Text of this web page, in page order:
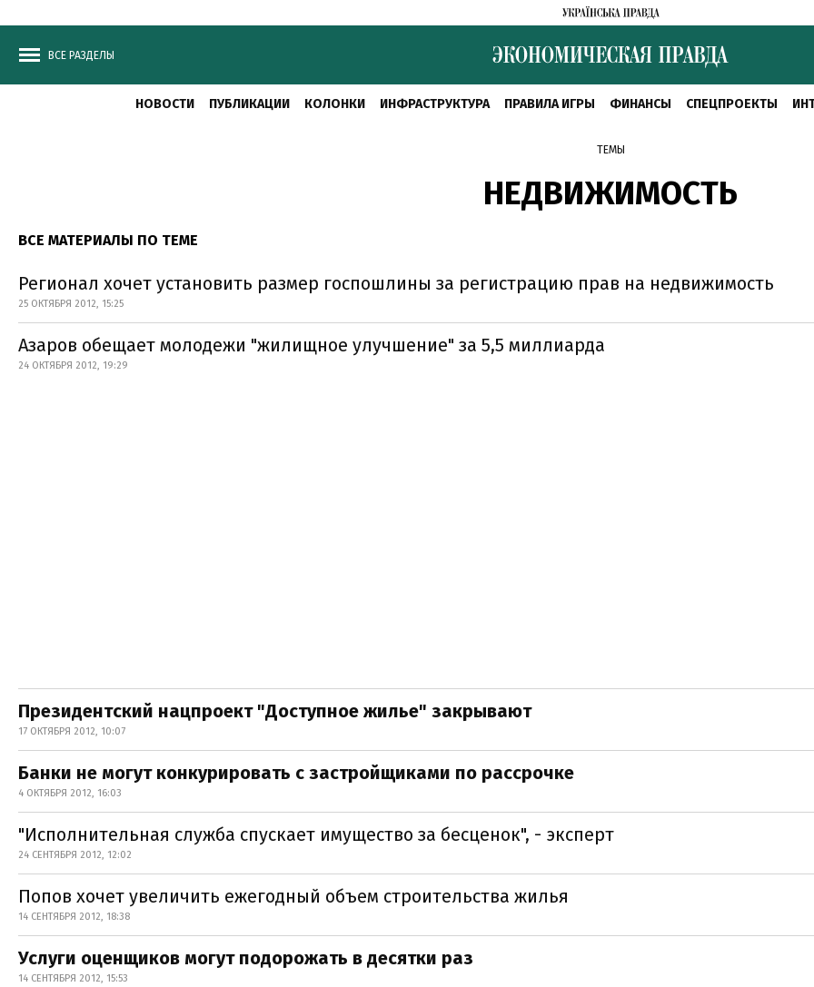
ВСЕ РАЗДЕЛЫ
НОВОСТИ ПУБЛИКАЦИИ КОЛОНКИ ИНФРАСТРУКТУРА ПРАВИЛА ИГРЫ ФИНАНСЫ СПЕЦПРОЕКТЫ
ТЕМЫ
НЕДВИЖИМОСТЬ
ВСЕ МАТЕРИАЛЫ ПО ТЕМЕ
Регионал хочет установить размер госпошлины за регистрацию прав на недвижимость
25 ОКТЯБРЯ 2012, 15:25
Азаров обещает молодежи "жилищное улучшение" за 5,5 миллиарда
24 ОКТЯБРЯ 2012, 19:29
Президентский нацпроект "Доступное жилье" закрывают
17 ОКТЯБРЯ 2012, 10:07
Банки не могут конкурировать с застройщиками по рассрочке
4 ОКТЯБРЯ 2012, 16:03
"Исполнительная служба спускает имущество за бесценок", - эксперт
24 СЕНТЯБРЯ 2012, 12:02
Попов хочет увеличить ежегодный объем строительства жилья
14 СЕНТЯБРЯ 2012, 18:38
Услуги оценщиков могут подорожать в десятки раз
14 СЕНТЯБРЯ 2012, 15:53